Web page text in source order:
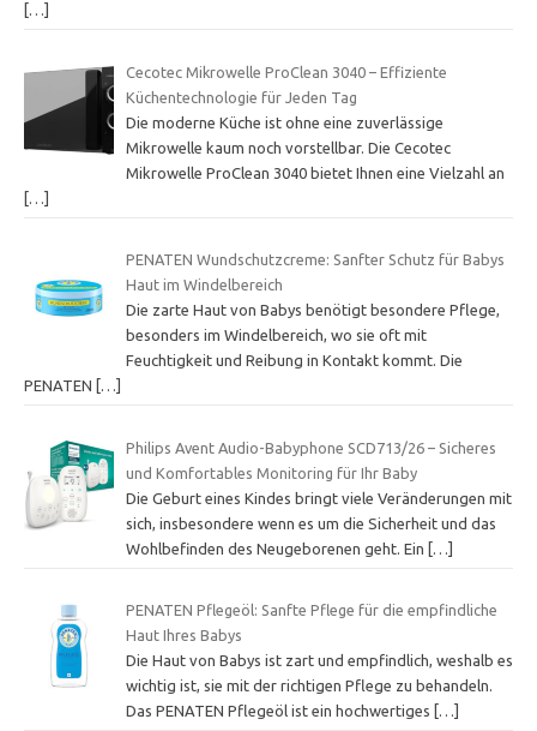
[…]
Cecotec Mikrowelle ProClean 3040 – Effiziente
Küchentechnologie für Jeden Tag
Die moderne Küche ist ohne eine zuverlässige
Mikrowelle kaum noch vorstellbar. Die Cecotec
Mikrowelle ProClean 3040 bietet Ihnen eine Vielzahl an
[…]
PENATEN Wundschutzcreme: Sanfter Schutz für Babys
Haut im Windelbereich
Die zarte Haut von Babys benötigt besondere Pflege,
besonders im Windelbereich, wo sie oft mit
Feuchtigkeit und Reibung in Kontakt kommt. Die
PENATEN
[…]
Philips Avent Audio-Babyphone SCD713/26 – Sicheres
und Komfortables Monitoring für Ihr Baby
Die Geburt eines Kindes bringt viele Veränderungen mit
sich, insbesondere wenn es um die Sicherheit und das
Wohlbefinden des Neugeborenen geht. Ein
[…]
PENATEN Pflegeöl: Sanfte Pflege für die empfindliche
Haut Ihres Babys
Die Haut von Babys ist zart und empfindlich, weshalb es
wichtig ist, sie mit der richtigen Pflege zu behandeln.
Das PENATEN Pflegeöl ist ein hochwertiges
[…]